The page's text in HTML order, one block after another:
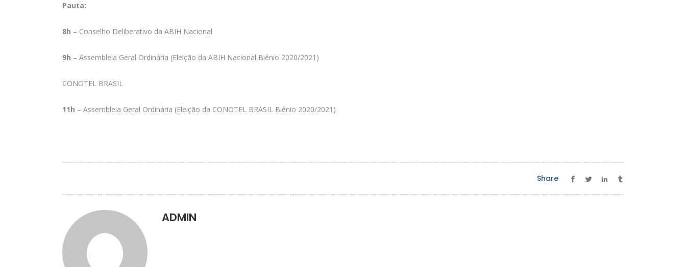
Pauta:
8h – Conselho Deliberativo da ABIH Nacional
9h – Assembleia Geral Ordinária (Eleição da ABIH Nacional Biênio 2020/2021)
CONOTEL BRASIL
11h – Assembleia Geral Ordinária (Eleição da CONOTEL BRASIL Biênio 2020/2021)
Share
ADMIN